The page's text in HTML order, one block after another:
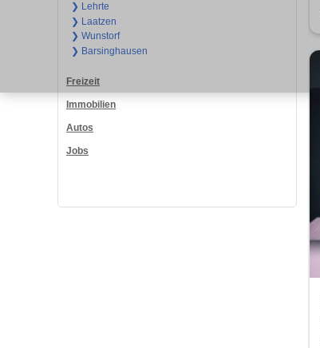
❯ Lehrte
❯ Laatzen
❯ Wunstorf
❯ Barsinghausen
Freizeit
Immobilien
Autos
Jobs